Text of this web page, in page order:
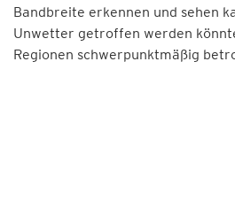
Bandbreite erkennen und sehen
Unwetter getroffen werden
Regionen schwerpunktmäßig